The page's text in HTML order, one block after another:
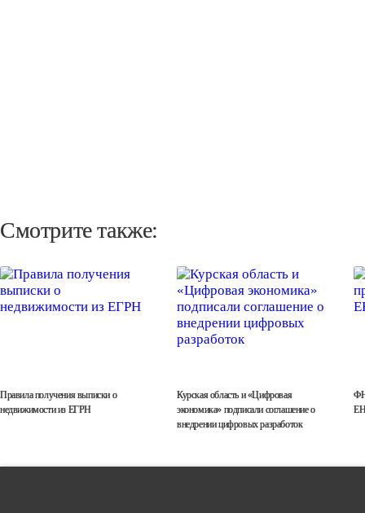
Смотрите также:
Правила получения выписки о
недвижимости из ЕГРН
Курская область и «Цифровая
экономика» подписали соглашение о
внедрении цифровых разработок